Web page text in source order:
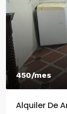
450/mes
Alquiler De